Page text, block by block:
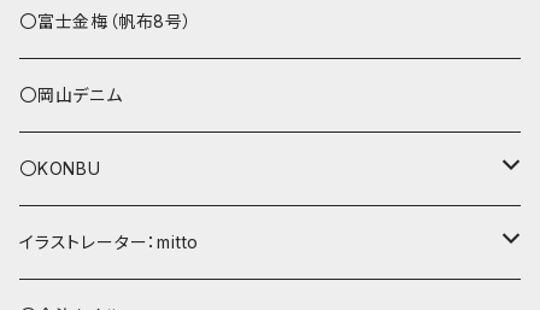
その他
〇富士金梅（帆布8号）
〇岡山デニム
〇KONBU
ショルダーバッグ
イラストレーター：mitto